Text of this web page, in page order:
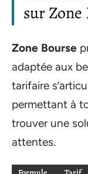
sur Zone
Zone Bourse
adaptée aux
tarifaire
permettant à
trouver une
attentes.